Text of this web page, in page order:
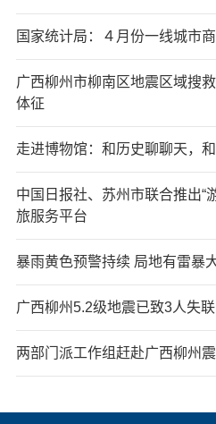
国家统计局：４月份一线城市
广西柳州市柳南区地震区域搜
体征
走进博物馆：和历史聊聊天，
中国日报社、苏州市联合推出“
旅服务平台
暴雨黄色预警持续 局地有雷暴
广西柳州5.2级地震已致3人失联
两部门派工作组赶赴广西柳州